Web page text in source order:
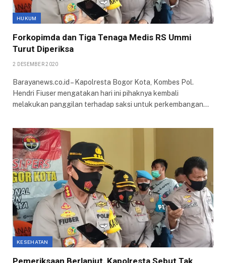
HUKUM
Forkopimda dan Tiga Tenaga Medis RS Ummi
Turut Diperiksa
2 DESEMBER 2020
Barayanews.co.id – Kapolresta Bogor Kota, Kombes Pol.
Hendri Fiuser mengatakan hari ini pihaknya kembali
melakukan panggilan terhadap saksi untuk perkembangan…
KESEHATAN
Pemeriksaan Berlanjut, Kapolresta Sebut Tak